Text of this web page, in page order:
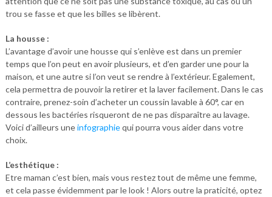
trou se fasse et que les billes se libèrent.
La housse :
L’avantage d’avoir une housse qui s’enlève est dans un premier
temps que l’on peut en avoir plusieurs, et d’en garder une pour la
maison, et une autre si l’on veut se rendre à l’extérieur. Egalement,
cela permettra de pouvoir la retirer et la laver facilement. Dans le cas
contraire, prenez-soin d’acheter un coussin lavable à 60°, car en
dessous les bactéries risqueront de ne pas disparaître au lavage.
Voici d’ailleurs uneinfographiequi pourra vous aider dans votre
choix.
L’esthétique :
Etre maman c’est bien, mais vous restez tout de même une femme,
et cela passe évidemment par le look ! Alors outre la praticité, optez